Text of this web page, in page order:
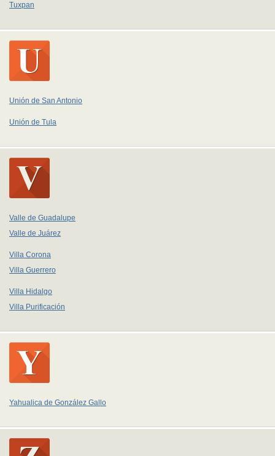
Tuxpan
Unión de San Antonio
Unión de Tula
Valle de Guadalupe
Valle de Juárez
Villa Corona
Villa Guerrero
Villa Hidalgo
Villa Purificación
Yahualica de González Gallo